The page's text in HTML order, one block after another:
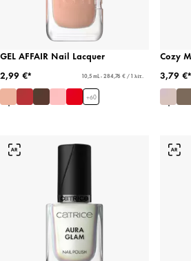
GEL AFFAIR Nail Lacquer
2,99 €*
10,5 mL - 284,76 € / 1 λίτ.
+60
Cozy
3,79 €*